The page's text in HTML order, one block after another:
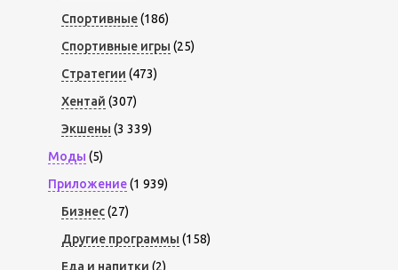
Спортивные(186)
Спортивные игры (25)
Стратегии (473)
Хентай (307)
Экшены (3 339)
Моды (5)
Приложение(1 939)
Бизнес(27)
Другие программы (158)
Еда и напитки (2)